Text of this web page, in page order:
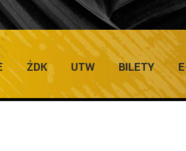
ŻDK UTW BILETY
Home/